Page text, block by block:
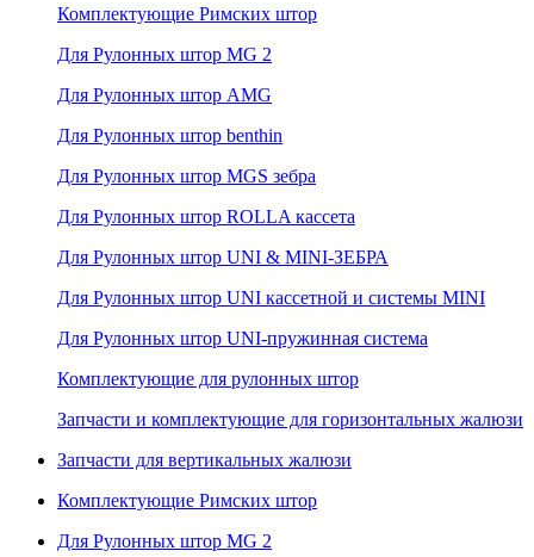
Комплектующие Римских штор
Для Рулонных штор MG 2
Для Рулонных штор AMG
Для Рулонных штор benthin
Для Рулонных штор MGS зебра
Для Рулонных штор ROLLA кассета
Для Рулонных штор UNI & MINI-ЗЕБРА
Для Рулонных штор UNI кассетной и системы MINI
Для Рулонных штор UNI-пружинная система
Комплектующие для рулонных штор
Запчасти и комплектующие для горизонтальных жалюзи
Запчасти для вертикальных жалюзи
Комплектующие Римских штор
Для Рулонных штор MG 2